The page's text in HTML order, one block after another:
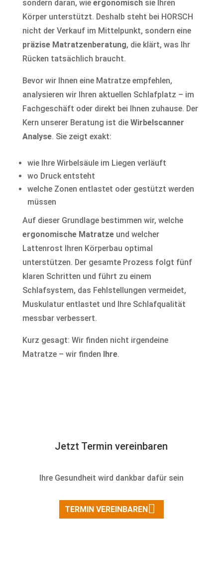
sondern daran, wie ergonomischsie Ihren
Körper unterstützt. Deshalb steht bei HORSCH
nicht der Verkauf im Mittelpunkt, sondern eine
präzise Matratzenberatung, die klärt, was Ihr
Rücken tatsächlich braucht.
Bevor wir Ihnen eine Matratze empfehlen,
analysieren wir Ihren aktuellen Schlafplatz – im
Fachgeschäft oder direkt bei Ihnen zuhause. Der
Kern unserer Beratung ist die Wirbelscanner
Analyse. Sie zeigt exakt:
wie Ihre Wirbelsäule im Liegen verläuft
wo Druck entsteht
welche Zonen entlastet oder gestützt werden
müssen
Auf dieser Grundlage bestimmen wir, welche
ergonomische Matratzeund welcher
Lattenrost Ihren Körperbau optimal
unterstützen. Der gesamte Prozess folgt fünf
klaren Schritten und führt zu einem
Schlafsystem, das Fehlstellungen vermeidet,
Muskulatur entlastet und Ihre Schlafqualität
messbar verbessert.
Kurz gesagt: Wir finden nicht irgendeine
Matratze – wir finden Ihre.
Jetzt Termin vereinbaren
Ihre Gesundheit wird dankbar dafür sein
TERMIN VEREINBAREN